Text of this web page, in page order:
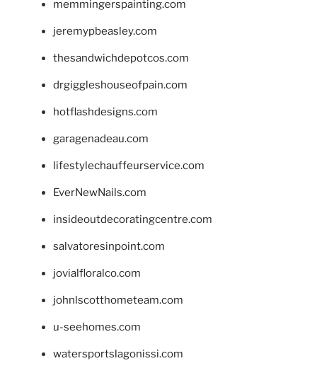
memmingerspainting.com
jeremypbeasley.com
thesandwichdepotcos.com
drgiggleshouseofpain.com
hotflashdesigns.com
garagenadeau.com
lifestylechauffeurservice.com
EverNewNails.com
insideoutdecoratingcentre.com
salvatoresinpoint.com
jovialfloralco.com
johnlscotthometeam.com
u-seehomes.com
watersportslagonissi.com